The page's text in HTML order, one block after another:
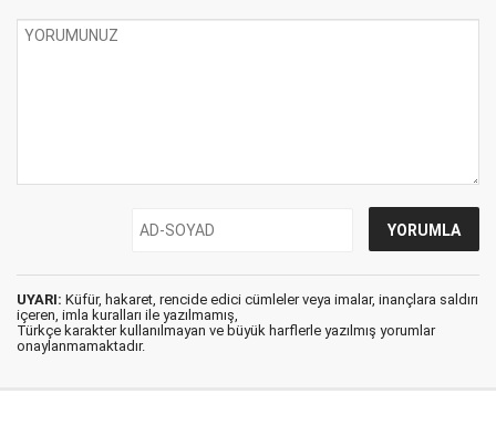
UYARI: Küfür, hakaret, rencide edici cümleler veya imalar, inançlara saldırı
içeren, imla kuralları ile yazılmamış,
Türkçe karakter kullanılmayan ve büyük harflerle yazılmış yorumlar
onaylanmamaktadır.